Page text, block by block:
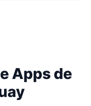
Apps de